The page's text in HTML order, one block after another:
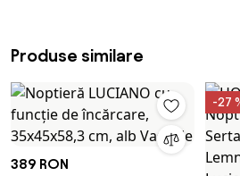
Produse similare
389 RON
-27